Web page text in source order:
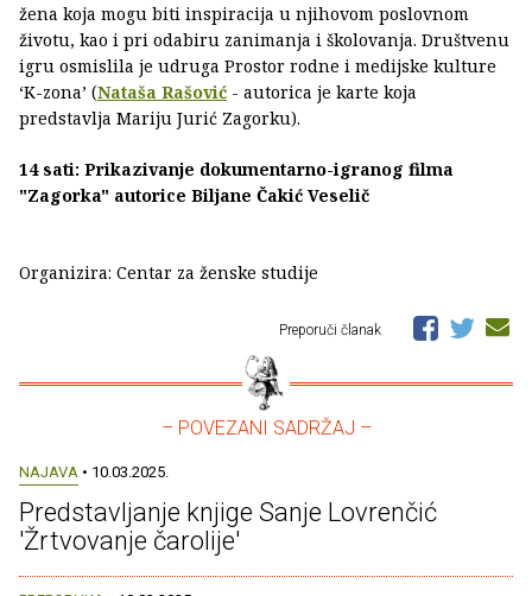
žena koja mogu biti inspiracija u njihovom poslovnom
životu, kao i pri odabiru zanimanja i školovanja. Društvenu
igru osmislila je udruga Prostor rodne i medijske kulture
‘K-zona’ (Nataša Rašović - autorica je karte koja
predstavlja Mariju Jurić Zagorku).
14 sati: Prikazivanje dokumentarno-igranog filma
"Zagorka" autorice Biljane Čakić Veselič
Organizira: Centar za ženske studije
Preporuči članak
– POVEZANI SADRŽAJ –
NAJAVA • 10.03.2025.
Predstavljanje knjige Sanje Lovrenčić
'Žrtvovanje čarolije'